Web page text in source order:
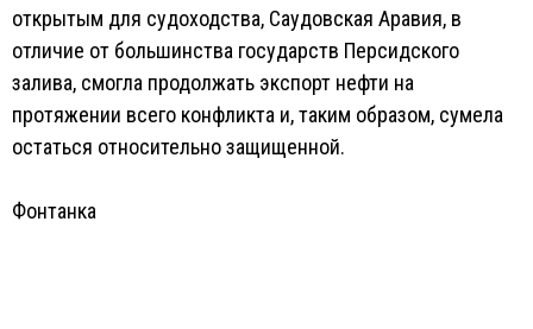
открытым для судоходства, Саудовская Аравия, в
отличие от большинства государств Персидского
залива, смогла продолжать экспорт нефти на
протяжении всего конфликта и, таким образом, сумела
остаться относительно защищенной.
Фонтанка